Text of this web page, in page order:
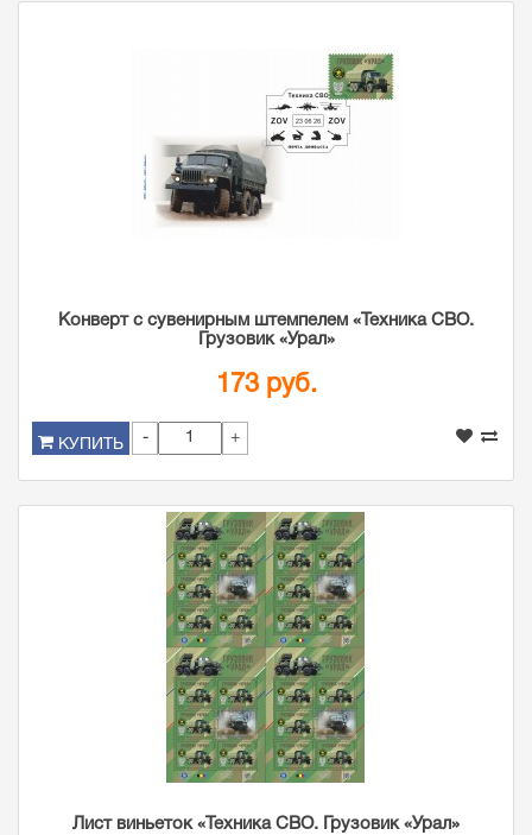
Конверт с сувенирным штемпелем «Техника СВО.
Грузовик «Урал»
173 руб.
КУПИТЬ - +
Лист виньеток «Техника СВО. Грузовик «Урал»